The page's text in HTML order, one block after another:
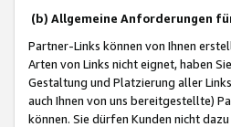
(b) Allgemeine Anforderungen
Partner-Links können von Ihnen
Arten von Links nicht eignet, haben
Gestaltung und Platzierung aller
auch Ihnen von uns bereitgestellte)
können. Sie dürfen Kunden nicht